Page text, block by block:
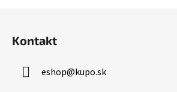
Kontakt
eshop@kupo.sk